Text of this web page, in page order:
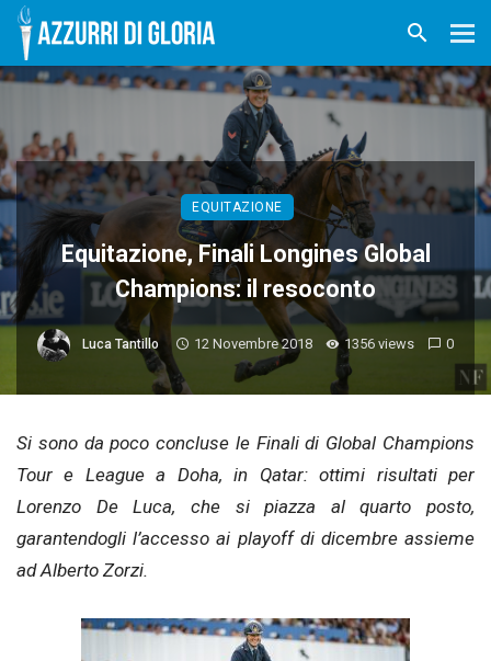
EQUITAZIONE
Equitazione, Finali Longines Global
Champions: il resoconto
Luca Tantillo 12 Novembre 2018 1356 views 0
Si sono da poco concluse le Finali di Global Champions
Tour e League a Doha, in Qatar: ottimi risultati per
Lorenzo De Luca, che si piazza al quarto posto,
garantendogli l’accesso ai playoff di dicembre assieme
ad Alberto Zorzi.